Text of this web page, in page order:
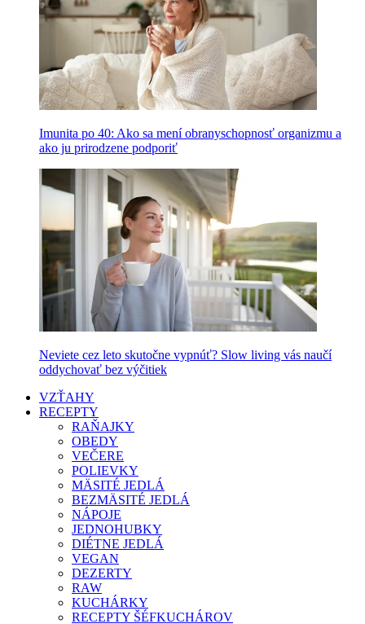
Imunita po 40: Ako sa mení obranyschopnosť organizmu a
ako ju prirodzene podporiť
Neviete cez leto skutočne vypnúť? Slow living vás naučí
oddychovať bez výčitiek
VZŤAHY
RECEPTY
RAŇAJKY
OBEDY
VEČERE
POLIEVKY
MÄSITÉ JEDLÁ
BEZMÄSITÉ JEDLÁ
NÁPOJE
JEDNOHUBKY
DIÉTNE JEDLÁ
VEGAN
DEZERTY
RAW
KUCHÁRKY
RECEPTY ŠÉFKUCHÁROV